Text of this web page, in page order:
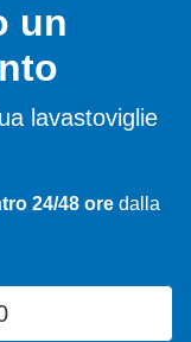
un
lavastoviglie
24/48 oredalla